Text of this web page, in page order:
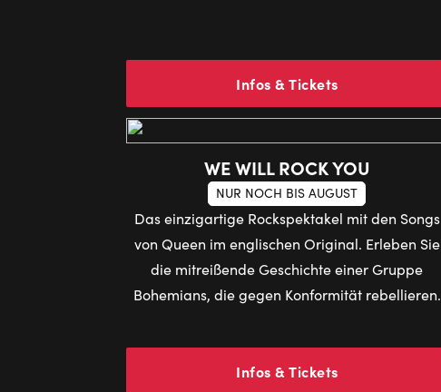
Infos & Tickets
WE WILL ROCK YOU
NUR NOCH BIS AUGUST
Das einzigartige Rockspektakel mit den Songs
von Queen im englischen Original. Erleben Sie
die mitreißende Geschichte einer Gruppe
Bohemians, die gegen Konformität rebellieren.
Infos & Tickets